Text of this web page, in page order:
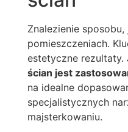
Znalezienie
pomieszczeniach.
estetyczne rezultaty.
ścian jest
na idealne
specjalistycznych
majsterkowaniu.